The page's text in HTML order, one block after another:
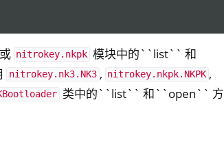
或 nitrokey.nkpk 模块中的``list`` 和
nitrokey.nk3.NK3 , nitrokey.nkpk.NKPK ,
类中的``list`` 和``open`` 方